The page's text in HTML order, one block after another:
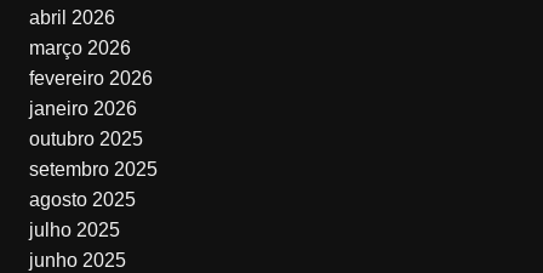
abril 2026
março 2026
fevereiro 2026
janeiro 2026
outubro 2025
setembro 2025
agosto 2025
julho 2025
junho 2025